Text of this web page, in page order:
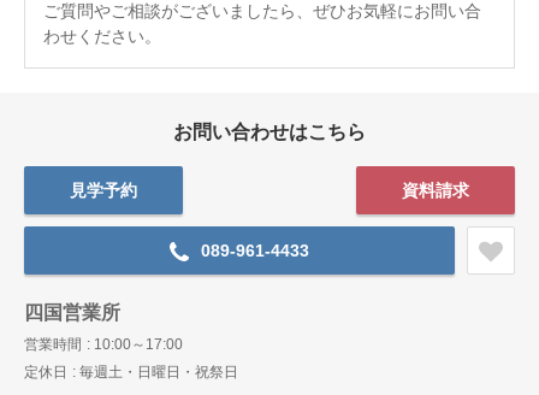
ご質問やご相談がございましたら、ぜひお気軽にお問い合
わせください。
お問い合わせはこちら
見学予約 資料請求
089-961-4433
四国営業所
営業時間
10:00～17:00
定休日
毎週土・日曜日・祝祭日